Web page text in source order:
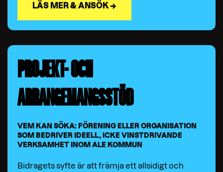
LÄS MER & ANSÖK →
PROJEKT- OCH
ARRANGEMANGSSTÖD
VEM KAN SÖKA: FÖRENING ELLER ORGANISATION
SOM BEDRIVER IDEELL, ICKE VINSTDRIVANDE
VERKSAMHET INOM ALE KOMMUN
Bidragets syfte är att främja ett allsidigt och